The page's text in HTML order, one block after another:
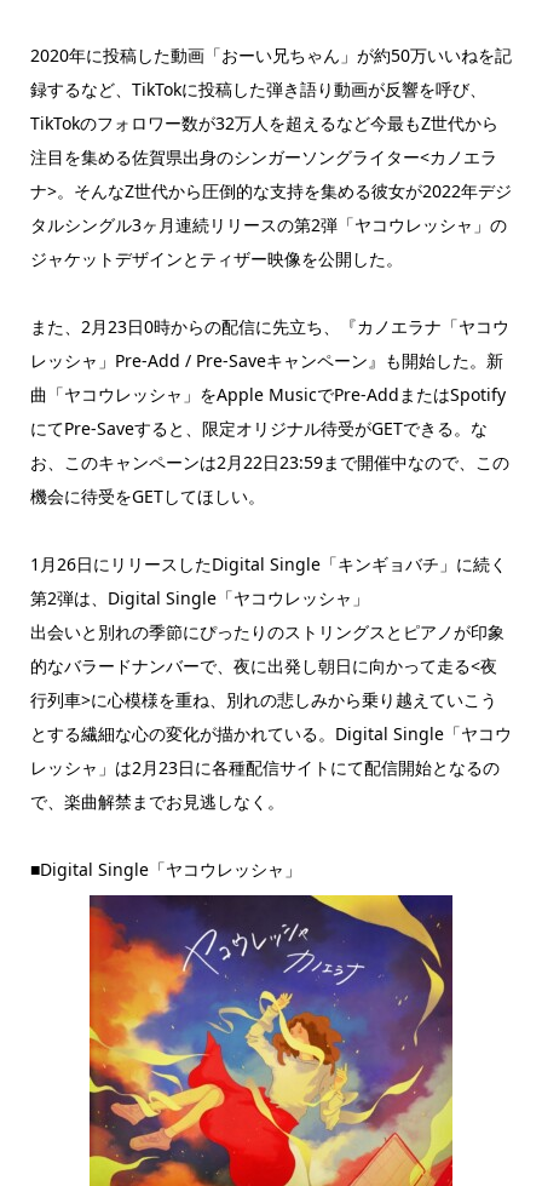
2020年に投稿した動画「おーい兄ちゃん」が約50万いいねを記
録するなど、TikTokに投稿した弾き語り動画が反響を呼び、
TikTokのフォロワー数が32万人を超えるなど今最もZ世代から
注目を集める佐賀県出身のシンガーソングライター<カノエラ
ナ>。そんなZ世代から圧倒的な支持を集める彼女が2022年デジ
タルシングル3ヶ月連続リリースの第2弾「ヤコウレッシャ」の
ジャケットデザインとティザー映像を公開した。
また、2月23日0時からの配信に先立ち、『カノエラナ「ヤコウ
レッシャ」Pre-Add / Pre-Saveキャンペーン』も開始した。新
曲「ヤコウレッシャ」をApple MusicでPre-AddまたはSpotify
にてPre-Saveすると、限定オリジナル待受がGETできる。な
お、このキャンペーンは2月22日23:59まで開催中なので、この
機会に待受をGETしてほしい。
1月26日にリリースしたDigital Single「キンギョバチ」に続く
第2弾は、Digital Single「ヤコウレッシャ」
出会いと別れの季節にぴったりのストリングスとピアノが印象
的なバラードナンバーで、夜に出発し朝日に向かって走る<夜
行列車>に心模様を重ね、別れの悲しみから乗り越えていこう
とする繊細な心の変化が描かれている。Digital Single「ヤコウ
レッシャ」は2月23日に各種配信サイトにて配信開始となるの
で、楽曲解禁までお見逃しなく。
■Digital Single「ヤコウレッシャ」